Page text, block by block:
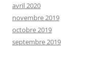
avril 2020
novembre 2019
octobre 2019
septembre 2019